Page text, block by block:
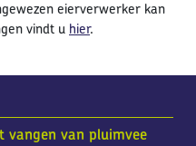
vangen van pluimvee
eierverwerker kan
vindt u hier.